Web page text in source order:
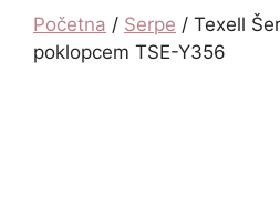
Početna / Serpe / Texell
poklopcem TSE-Y356